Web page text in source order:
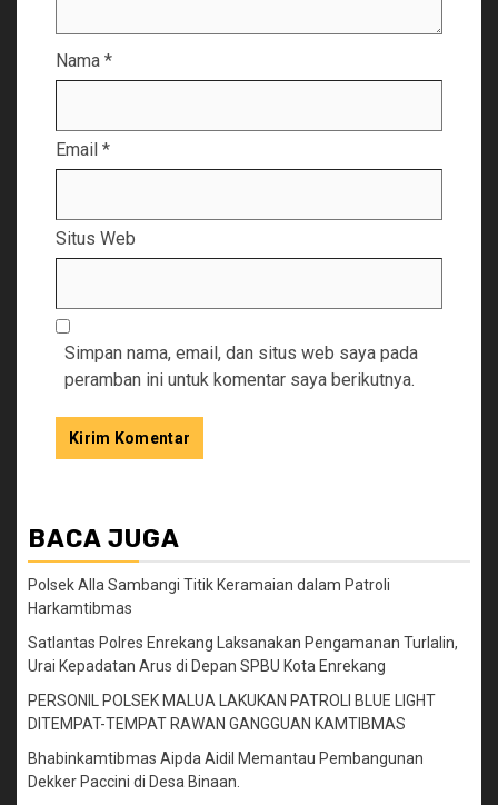
Nama *
Email *
Situs Web
Simpan nama, email, dan situs web saya pada
peramban ini untuk komentar saya berikutnya.
BACA JUGA
Polsek Alla Sambangi Titik Keramaian dalam Patroli
Harkamtibmas
Satlantas Polres Enrekang Laksanakan Pengamanan Turlalin,
Urai Kepadatan Arus di Depan SPBU Kota Enrekang
PERSONIL POLSEK MALUA LAKUKAN PATROLI BLUE LIGHT
DITEMPAT-TEMPAT RAWAN GANGGUAN KAMTIBMAS
Bhabinkamtibmas Aipda Aidil Memantau Pembangunan
Dekker Paccini di Desa Binaan.